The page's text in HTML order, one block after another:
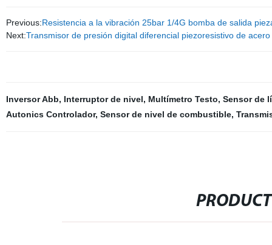
Previous:Resistencia a la vibración 25bar 1/4G bomba de salida
Next:Transmisor de presión digital diferencial piezoresistivo de
Inversor Abb, Interruptor de nivel, Multímetro Testo, Sensor de
Autonics Controlador, Sensor de nivel de combustible,